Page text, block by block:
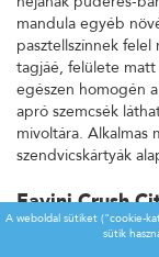
mandula egyéb
pasztellszínnek
tagjáé, felülete
egészen homogén
apró szemcsék
mivoltára. Alkalmas
szendvicskártyák
Favini Crush
Favini Crush -
papírcsalád,
A weboldal sütiket ("cookie-
sütik